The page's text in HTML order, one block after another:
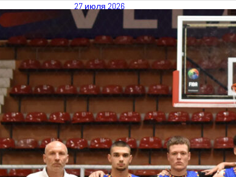
27 июля 2026
Итоги FIBA U18 EuroBasket 2026,
КалендарьТаблица Выберите Обзор
Читать далее